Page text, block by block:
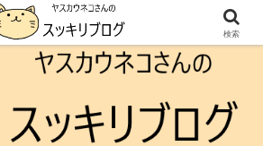
プロモーションが含まれています
検索